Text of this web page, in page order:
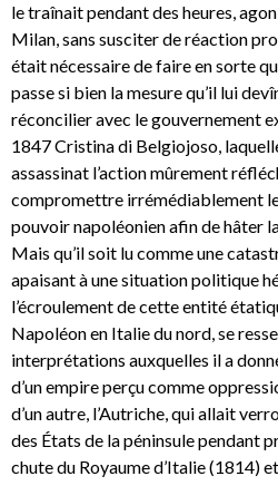
le traînait pendant des heures,
Milan, sans susciter de réaction
était nécessaire de faire en sorte
passe si bien la mesure qu’il lui
réconcilier avec le gouvernement
1847 Cristina di Belgiojoso,
assassinat l’action mûrement
compromettre irrémédiablement
pouvoir napoléonien afin de hâter
Mais qu’il soit lu comme une
apaisant à une situation politique
l’écroulement de cette entité
Napoléon en Italie du nord, se
interprétations auxquelles il a
d’un empire perçu comme
d’un autre, l’Autriche, qui allait
des États de la péninsule pendant
chute du Royaume d’Italie (1814)